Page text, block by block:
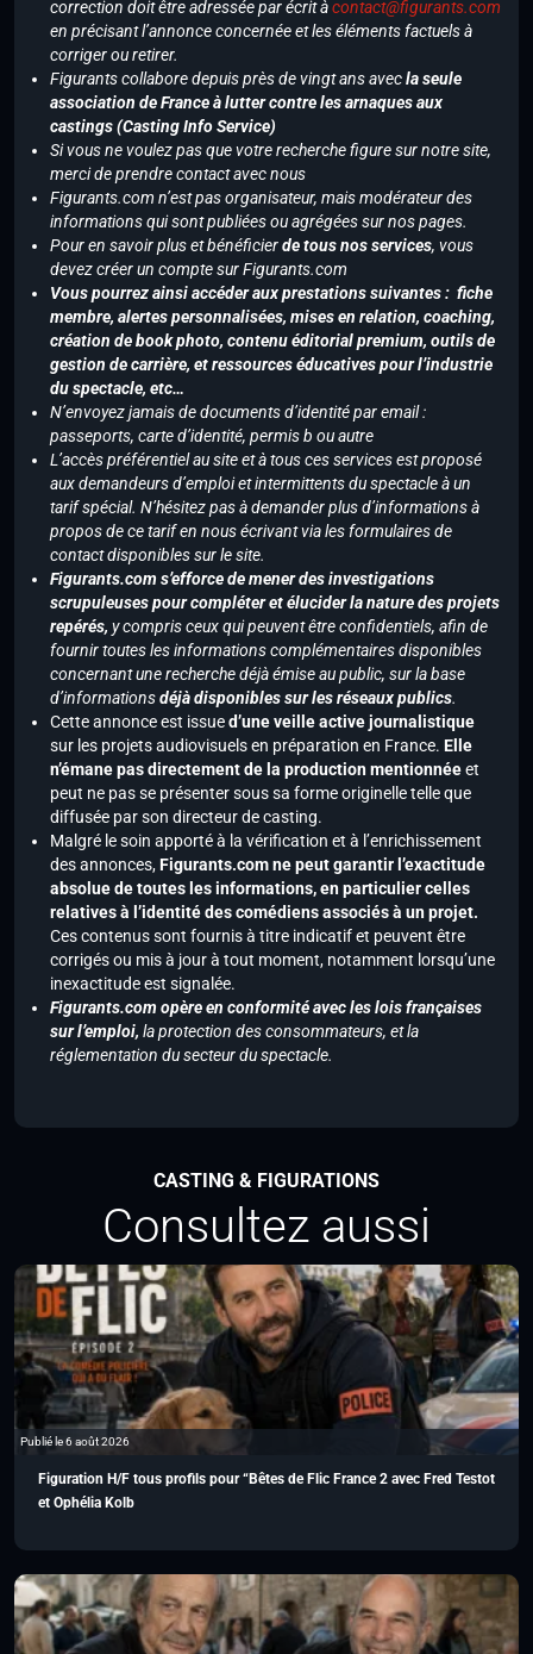
correction doit être adressée par écrit àcontact@figurants.com
en précisant l’annonce concernée et les éléments factuels à
corriger ou retirer.
Figurants collabore depuis près de vingt ans avecla seule
association de France à lutter contre les arnaques aux
castings (Casting Info Service)
Si vous ne voulez pas que votre recherche figure sur notre site,
merci de prendre contact avec nous
Figurants.com n’est pas organisateur, mais modérateur des
informations qui sont publiées ou agrégées sur nos pages.
Pour en savoir plus et bénéficierde tous nos services, vous
devez créer un compte sur Figurants.com
Vous pourrez ainsi accéder aux prestations suivantes : fiche
membre, alertes personnalisées, mises en relation, coaching,
création de book photo, contenu éditorial premium, outils de
gestion de carrière, et ressources éducatives pour l’industrie
du spectacle, etc…
N’envoyez jamais de documents d’identité par email :
passeports, carte d’identité, permis b ou autre
L’accès préférentiel au site et à tous ces services est proposé
aux demandeurs d’emploi et intermittents du spectacle à un
tarif spécial. N’hésitez pas à demander plus d’informations à
propos de ce tarif en nous écrivant via les formulaires de
contact disponibles sur le site.
Figurants.com s’efforce de mener des investigations
scrupuleuses pour compléter et élucider la nature des projets
repérés, y compris ceux qui peuvent être confidentiels, afin de
fournir toutes les informations complémentaires disponibles
concernant une recherche déjà émise au public, sur la base
d’informationsdéjà disponibles sur les réseaux publics.
Cette annonce est issued’une veille active journalistique
sur les projets audiovisuels en préparation en France. Elle
n’émane pas directement de la production mentionnéeet
peut ne pas se présenter sous sa forme originelle telle que
diffusée par son directeur de casting.
Malgré le soin apporté à la vérification et à l’enrichissement
des annonces,Figurants.com ne peut garantir l’exactitude
absolue de toutes les informations, en particulier celles
relatives à l’identité des comédiens associés à un projet.
Ces contenus sont fournis à titre indicatif et peuvent être
corrigés ou mis à jour à tout moment, notamment lorsqu’une
inexactitude est signalée.
Figurants.com opère en conformité avec les lois françaises
sur l’emploi, la protection des consommateurs, et la
réglementation du secteur du spectacle.
CASTING & FIGURATIONS
Consultez aussi
Publié le 6 août 2026
Figuration H/F tous profils pour “Bêtes de Flic France 2 avec Fred Testot
et Ophélia Kolb